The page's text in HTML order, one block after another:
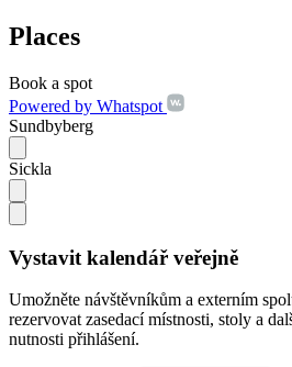
Places
Book a spot
Powered by Whatspot
Sundbyberg
Sickla
Vystavit kalendář veřejně
Umožněte návštěvníkům a externím
rezervovat zasedací místnosti, stoly a
nutnosti přihlášení.